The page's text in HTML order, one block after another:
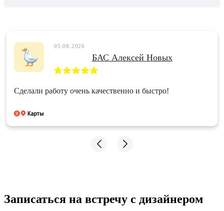
05.08.2026
БАС Алексей Новых
Сделали работу очень качественно и быстро!
Записаться на встречу с дизайнером